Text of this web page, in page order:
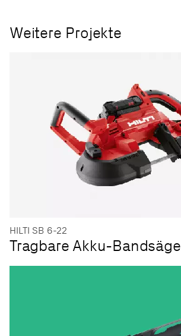
Weitere Projekte
HILTI SB 6-22
Tragbare Akku-Bandsäge